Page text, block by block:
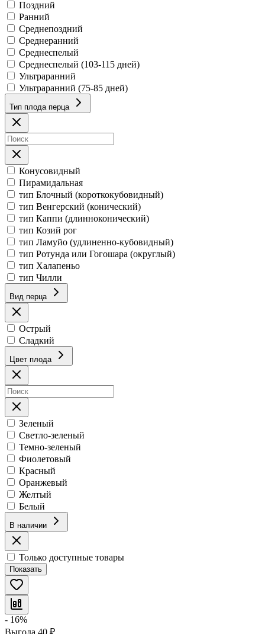
Поздний
Ранний
Среднепоздний
Среднеранний
Среднеспелый
Среднеспелый (103-115 дней)
Ультраранний
Ультраранний (75-85 дней)
Тип плода перца
Конусовидный
Пирамидальная
тип Блочный (короткокубовидный)
тип Венгерский (конический)
тип Каппи (длинноконический)
тип Козий рог
тип Ламуйо (удлиненно-кубовидный)
тип Ротунда или Гогошара (округлый)
тип Халапеньо
тип Чилли
Вид перца
Острый
Сладкий
Цвет плода
Зеленый
Светло-зеленый
Темно-зеленый
Фиолетовый
Красный
Оранжевый
Желтый
Белый
В наличии
Только доступные товары
Показать
- 16%
Выгода 40 ₽